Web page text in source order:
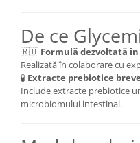
De ce
🇷🇴 Formulă dezvoltată
Realizată în colaborare cu
🧪 Extracte prebiotice
Include extracte prebiotice
microbiomului intestinal.